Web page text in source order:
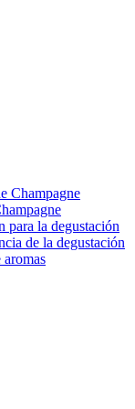
Champagne
para la degustación
de la degustación
aromas